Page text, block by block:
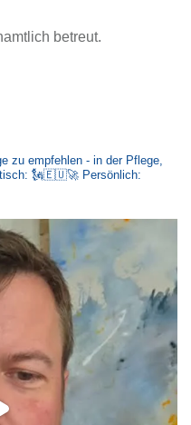
betreut.
zu empfehlen - in der Pflege,
🗽🇪🇺🚀 Persönlich: